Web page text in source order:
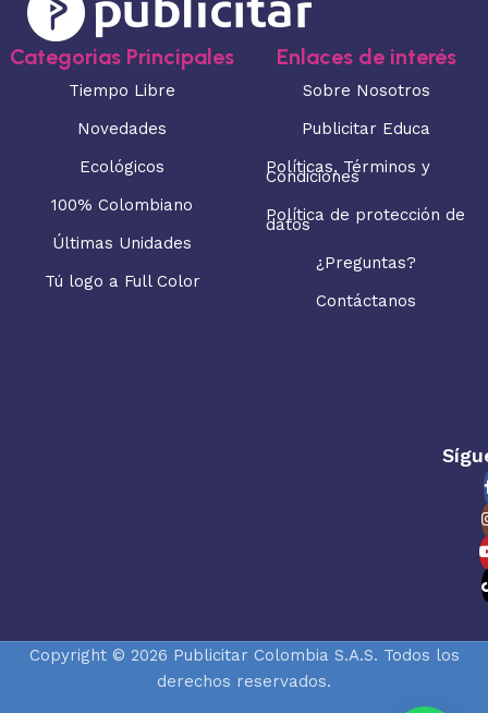
Categorias Principales
Tiempo Libre
Novedades
Ecológicos
100% Colombiano
Últimas Unidades
Tú logo a Full Color
Enlaces de interés
Sobre Nosotros
Publicitar Educa
Políticas, Términos y
Condiciones
Política de protección de
datos
¿Preguntas?
Contáctanos
Copyright © 2026 Publicitar Colombia S.A.S. Todos los
derechos reservados.